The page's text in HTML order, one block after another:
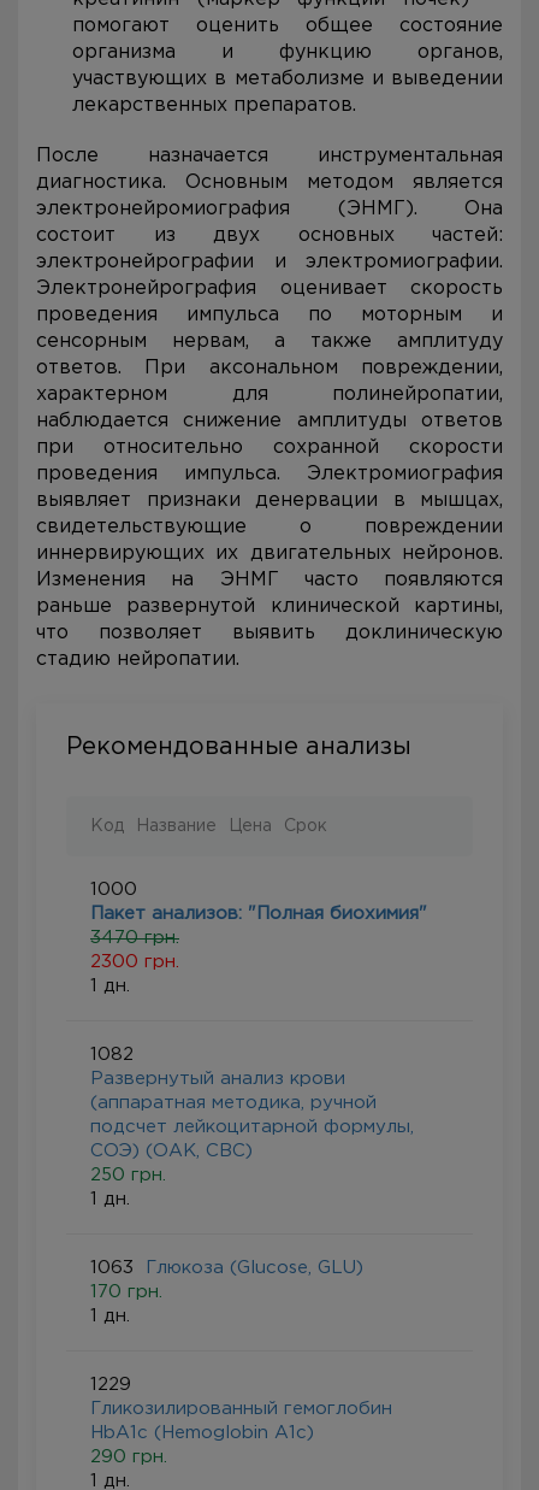
помогают оценить общее состояние
организма и функцию органов,
участвующих в метаболизме и выведении
лекарственных препаратов.
После назначается инструментальная
диагностика. Основным методом является
электронейромиография (ЭНМГ). Она
состоит из двух основных частей:
электронейрографии и электромиографии.
Электронейрография оценивает скорость
проведения импульса по моторным и
сенсорным нервам, а также амплитуду
ответов. При аксональном повреждении,
характерном для полинейропатии,
наблюдается снижение амплитуды ответов
при относительно сохранной скорости
проведения импульса. Электромиография
выявляет признаки денервации в мышцах,
свидетельствующие о повреждении
иннервирующих их двигательных нейронов.
Изменения на ЭНМГ часто появляются
раньше развернутой клинической картины,
что позволяет выявить доклиническую
стадию нейропатии.
Рекомендованные анализы
Код Название Цена Срок
1000
Пакет анализов: "Полная биохимия"
3470 грн.
2300 грн.
1 дн.
1082
Развернутый анализ крови
(аппаратная методика, ручной
подсчет лейкоцитарной формулы,
СОЭ) (ОАК, CBC)
250 грн.
1 дн.
1063
Глюкоза (Glucose, GLU)
170 грн.
1 дн.
1229
Гликозилированный гемоглобин
HbA1c (Hemoglobin A1c)
290 грн.
1 дн.